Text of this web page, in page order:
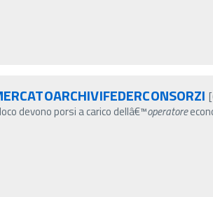
devono porsi a carico dellâ€™operatore